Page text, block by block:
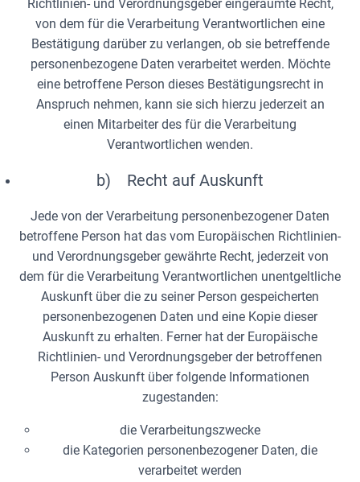
Richtlinien- und Verordnungsgeber eingeräumte Recht,
von dem für die Verarbeitung Verantwortlichen eine
Bestätigung darüber zu verlangen, ob sie betreffende
personenbezogene Daten verarbeitet werden. Möchte
eine betroffene Person dieses Bestätigungsrecht in
Anspruch nehmen, kann sie sich hierzu jederzeit an
einen Mitarbeiter des für die Verarbeitung
Verantwortlichen wenden.
b) Recht auf Auskunft
Jede von der Verarbeitung personenbezogener Daten
betroffene Person hat das vom Europäischen Richtlinien-
und Verordnungsgeber gewährte Recht, jederzeit von
dem für die Verarbeitung Verantwortlichen unentgeltliche
Auskunft über die zu seiner Person gespeicherten
personenbezogenen Daten und eine Kopie dieser
Auskunft zu erhalten. Ferner hat der Europäische
Richtlinien- und Verordnungsgeber der betroffenen
Person Auskunft über folgende Informationen
zugestanden:
die Verarbeitungszwecke
die Kategorien personenbezogener Daten, die
verarbeitet werden